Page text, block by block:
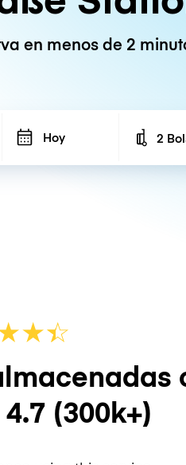
en menos de 2
Hoy 2
★☆
★
4.7 (300k+)